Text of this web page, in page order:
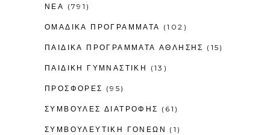
ΝΕΑ (791)
ΟΜΑΔΙΚΑ ΠΡΟΓΡΑΜΜΑΤΑ (102)
ΠΑΙΔΙΚΆ ΠΡΟΓΡΆΜΜΑΤΑ ΆΘΛΗΣΗΣ (15)
ΠΑΙΔΙΚΉ ΓΥΜΝΑΣΤΙΚΉ (13)
ΠΡΟΣΦΟΡΕΣ (95)
ΣΥΜΒΟΥΛΕΣ ΔΙΑΤΡΟΦΗΣ (61)
ΣΥΜΒΟΥΛΕΥΤΙΚΉ ΓΟΝΈΩΝ (1)